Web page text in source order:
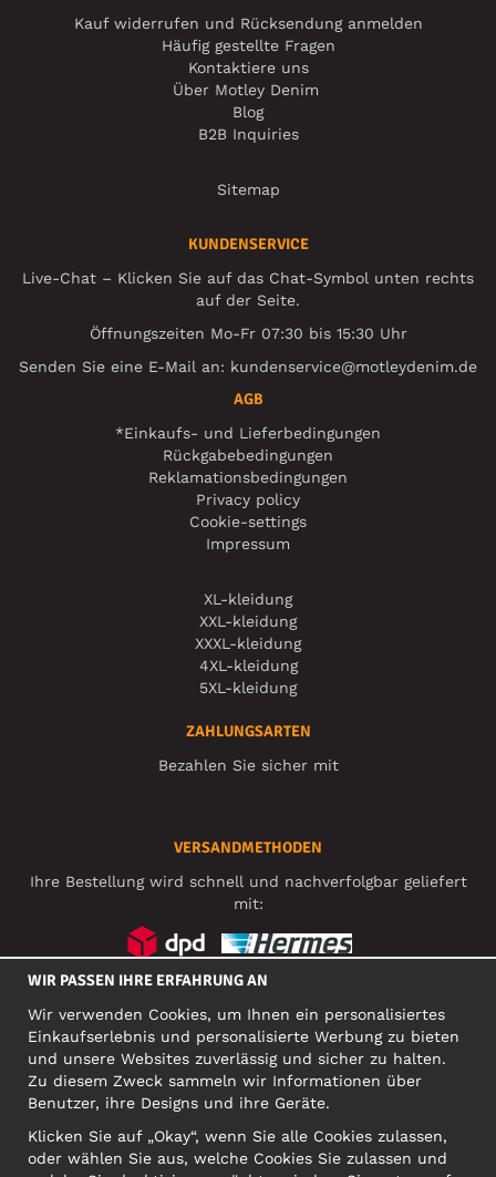
Kauf widerrufen und Rücksendung anmelden
Häufig gestellte Fragen
Kontaktiere uns
Über Motley Denim
Blog
B2B Inquiries
Sitemap
KUNDENSERVICE
Live-Chat – Klicken Sie auf das Chat-Symbol unten rechts
auf der Seite.
Öffnungszeiten Mo-Fr 07:30 bis 15:30 Uhr
Senden Sie eine E-Mail an: kundenservice@motleydenim.de
AGB
*Einkaufs- und Lieferbedingungen
Rückgabebedingungen
Reklamationsbedingungen
Privacy policy
Cookie-settings
Impressum
XL-kleidung
XXL-kleidung
XXXL-kleidung
4XL-kleidung
5XL-kleidung
ZAHLUNGSARTEN
Bezahlen Sie sicher mit
VERSANDMETHODEN
Ihre Bestellung wird schnell und nachverfolgbar geliefert
mit:
FIRMA
Narva mnt 5, EE-10117 Tallinn
Org: 12356245, VAT: EE101578318
WIR PASSEN IHRE ERFAHRUNG AN
Wir verwenden Cookies, um Ihnen ein personalisiertes
Einkaufserlebnis und personalisierte Werbung zu bieten
und unsere Websites zuverlässig und sicher zu halten.
Zu diesem Zweck sammeln wir Informationen über
Benutzer, ihre Designs und ihre Geräte.
Klicken Sie auf „Okay“, wenn Sie alle Cookies zulassen,
oder wählen Sie aus, welche Cookies Sie zulassen und